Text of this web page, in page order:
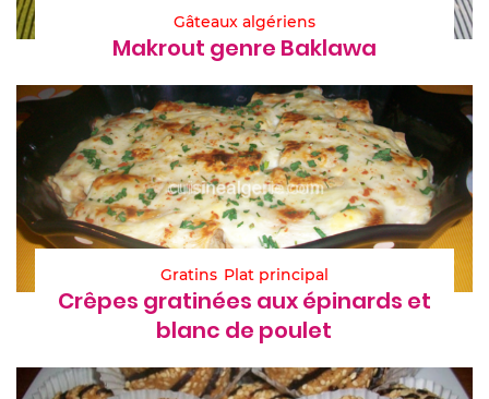
Gâteaux algériens
Makrout genre Baklawa
Gratins Plat principal
Crêpes gratinées aux épinards et
blanc de poulet